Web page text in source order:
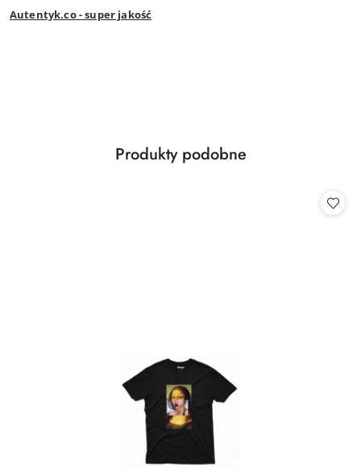
Autentyk.co - super jakość
Pomiń karuzelę produktów
Produkty
Produkty podobne